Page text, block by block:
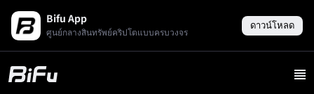
Bifu App
ศูนย์กลางสินทรัพย์คริปโตแบบครบวงจร
ดาวน์โหลด